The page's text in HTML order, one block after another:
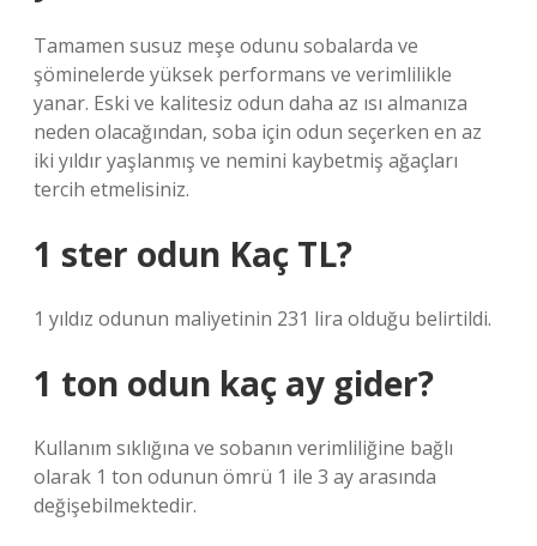
Tamamen susuz meşe odunu sobalarda ve
şöminelerde yüksek performans ve verimlilikle
yanar. Eski ve kalitesiz odun daha az ısı almanıza
neden olacağından, soba için odun seçerken en az
iki yıldır yaşlanmış ve nemini kaybetmiş ağaçları
tercih etmelisiniz.
1 ster odun Kaç TL?
1 yıldız odunun maliyetinin 231 lira olduğu belirtildi.
1 ton odun kaç ay gider?
Kullanım sıklığına ve sobanın verimliliğine bağlı
olarak 1 ton odunun ömrü 1 ile 3 ay arasında
değişebilmektedir.